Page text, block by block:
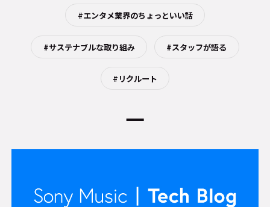
#エンタメ業界のちょっといい話
#サステナブルな取り組み #スタッフが語る
#リクルート